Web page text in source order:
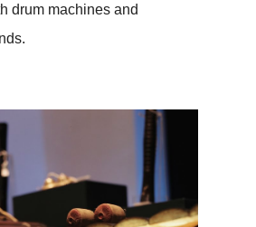
drum machines and